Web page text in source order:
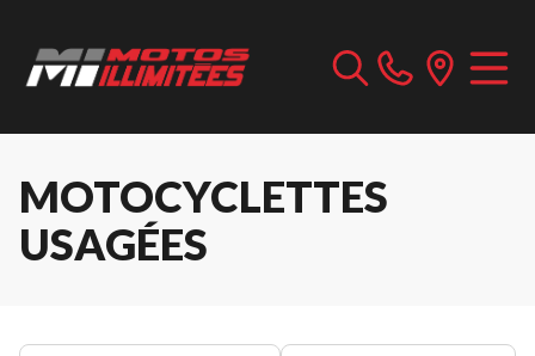
MOTOCYCLETTES
USAGÉES